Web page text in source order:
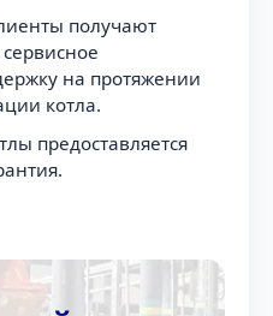
получают
на протяжении
котла.
предоставляется